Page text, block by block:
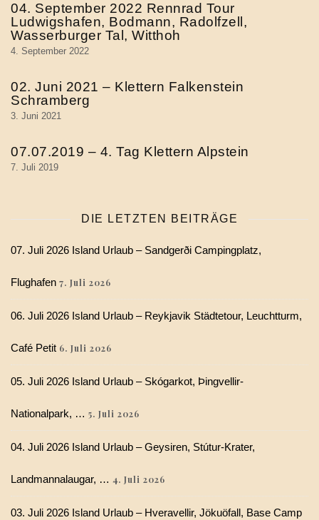
04. September 2022 Rennrad Tour
Ludwigshafen, Bodmann, Radolfzell,
Wasserburger Tal, Witthoh
4. September 2022
02. Juni 2021 – Klettern Falkenstein
Schramberg
3. Juni 2021
07.07.2019 – 4. Tag Klettern Alpstein
7. Juli 2019
DIE LETZTEN BEITRÄGE
07. Juli 2026 Island Urlaub – Sandgerði Campingplatz,
Flughafen 7. Juli 2026
06. Juli 2026 Island Urlaub – Reykjavik Städtetour, Leuchtturm,
Café Petit 6. Juli 2026
05. Juli 2026 Island Urlaub – Skógarkot, Þingvellir-
Nationalpark, … 5. Juli 2026
04. Juli 2026 Island Urlaub – Geysiren, Stútur-Krater,
Landmannalaugar, … 4. Juli 2026
03. Juli 2026 Island Urlaub – Hveravellir, Jökuöfall, Base Camp